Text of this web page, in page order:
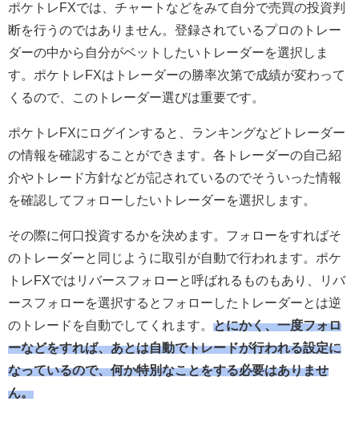
ポケトレFXでは、チャートなどをみて自分で売買の投資判
断を行うのではありません。登録されているプロのトレー
ダーの中から自分がベットしたいトレーダーを選択しま
す。ポケトレFXはトレーダーの勝率次第で成績が変わって
くるので、このトレーダー選びは重要です。
ポケトレFXにログインすると、ランキングなどトレーダー
の情報を確認することができます。各トレーダーの自己紹
介やトレード方針などが記されているのでそういった情報
を確認してフォローしたいトレーダーを選択します。
その際に何口投資するかを決めます。フォローをすればそ
のトレーダーと同じように取引が自動で行われます。ポケ
トレFXではリバースフォローと呼ばれるものもあり、リバ
ースフォローを選択するとフォローしたトレーダーとは逆
のトレードを自動でしてくれます。 とにかく、一度フォロ
ーなどをすれば、あとは自動でトレードが行われる設定に
なっているので、何か特別なことをする必要はありませ
ん。